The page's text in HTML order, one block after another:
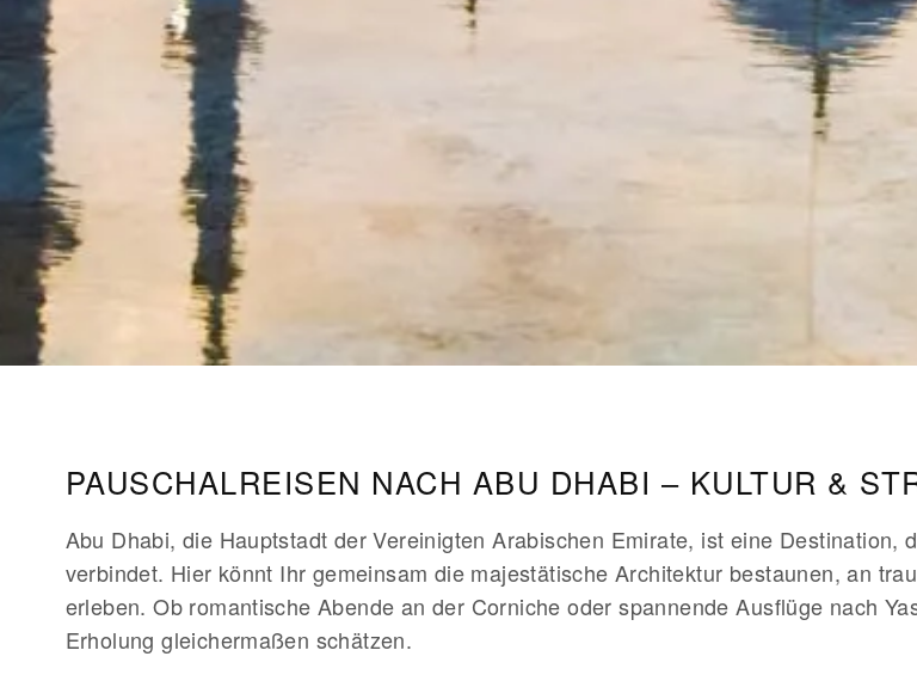
PAUSCHALREISEN NACH ABU DHABI – KULTUR &
Abu Dhabi, die Hauptstadt der Vereinigten Arabischen Emirate, ist eine
verbindet. Hier könnt Ihr gemeinsam die majestätische Architektur bestaunen, an
erleben. Ob romantische Abende an der Corniche oder spannende Ausflüge nach
Erholung gleichermaßen schätzen.